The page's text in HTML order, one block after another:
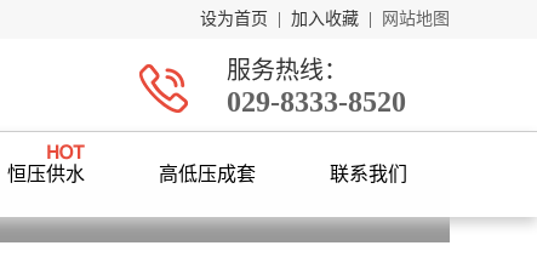
设为首页 加入收藏 网站地图
服务热线：
029-8333-8520
恒压供水 高低压成套
联系我们